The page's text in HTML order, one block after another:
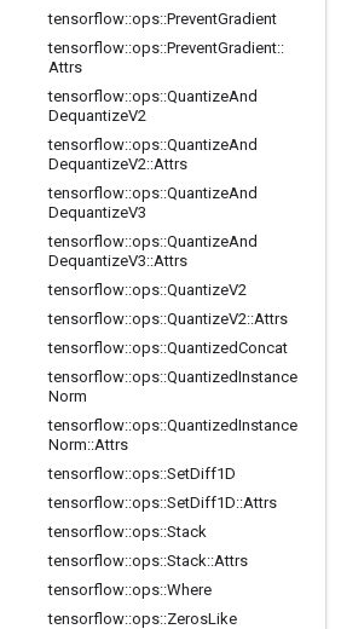
tensorflow::ops::PreventGradient
tensorflow::ops::PreventGradient::
Attrs
tensorflow::ops::QuantizeAnd
DequantizeV2
tensorflow::ops::QuantizeAnd
DequantizeV2::Attrs
tensorflow::ops::QuantizeAnd
DequantizeV3
tensorflow::ops::QuantizeAnd
DequantizeV3::Attrs
tensorflow::ops::QuantizeV2
tensorflow::ops::QuantizeV2::Attrs
tensorflow::ops::QuantizedConcat
tensorflow::ops::QuantizedInstance
Norm
tensorflow::ops::QuantizedInstance
Norm::Attrs
tensorflow::ops::SetDiff1D
tensorflow::ops::SetDiff1D::Attrs
tensorflow::ops::Stack
tensorflow::ops::Stack::Attrs
tensorflow::ops::Where
tensorflow::ops::ZerosLike